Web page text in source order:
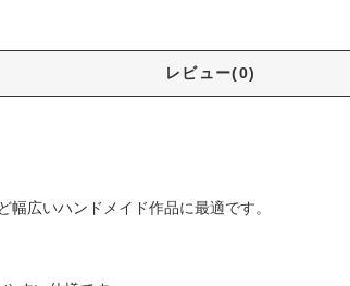
レビュー(0)
広いハンドメイド作品に最適です。